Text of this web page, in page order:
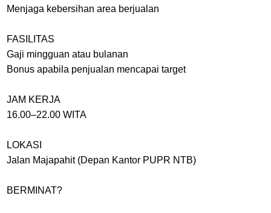
Menjaga kebersihan area berjualan
FASILITAS
Gaji mingguan atau bulanan
Bonus apabila penjualan mencapai target
JAM KERJA
16.00–22.00 WITA
LOKASI
Jalan Majapahit (Depan Kantor PUPR NTB)
BERMINAT?